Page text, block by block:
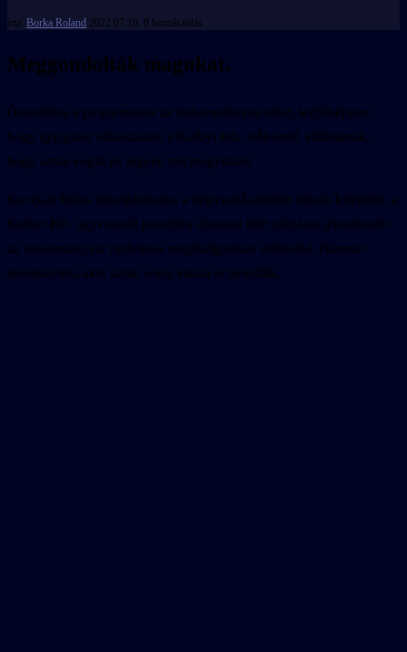
írta: Borka Roland 2022.07.10. 0 hozzászólás
Meggondolták magukat.
Összehívta a polgármester az önkormányzati ülést, legfőképpen,
hogy igazgatót válasszanak a Kolbyt Kft., hőkezelő vállalatnak,
hogy aztán végül ne legyen mit megvitatni.
Koczkás Beáta alpolgármester a képviselő-testület ülésén kifejtette, a
Kolbyt Kft. ügyvezetői posztjára újonnan kiírt pályázat jelentkezőit
az önkormányzat nyilvános meghallgatáson értékelné. Hárman
jelentkeztek, akik aztán sorra vissza is mondták.